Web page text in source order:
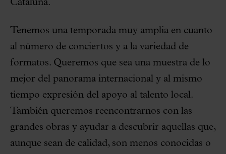
Cataluña.
Tenemos una temporada muy amplia en cuanto
al número de conciertos y a la variedad de
formatos. Queremos que sea una muestra de lo
mejor del panorama internacional y al mismo
tiempo expresión del apoyo al talento local.
También queremos reencontrarnos con las
grandes obras y ayudar a descubrir aquellas que,
aunque sean de calidad, son menos conocidas o